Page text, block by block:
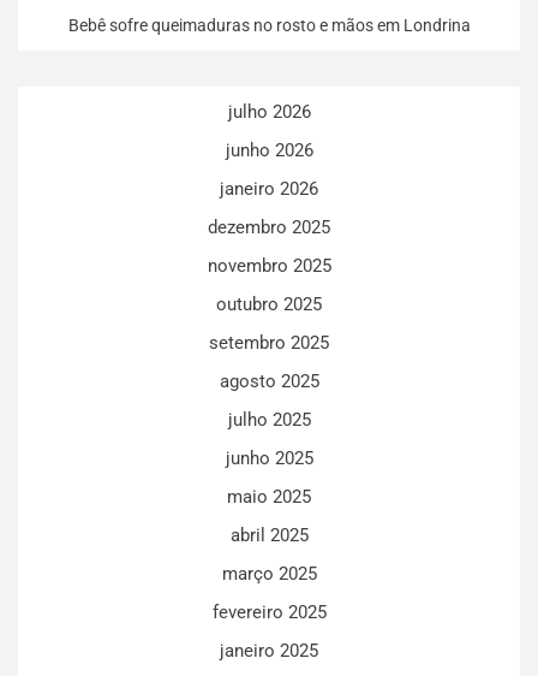
Bebê sofre queimaduras no rosto e mãos em Londrina
julho 2026
junho 2026
janeiro 2026
dezembro 2025
novembro 2025
outubro 2025
setembro 2025
agosto 2025
julho 2025
junho 2025
maio 2025
abril 2025
março 2025
fevereiro 2025
janeiro 2025